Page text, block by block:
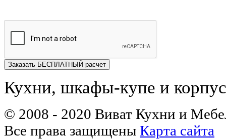
Заказать БЕСПЛАТНЫЙ расчет
Кухни, шкафы-купе и
© 2008 - 2020 Виват Кухни и
Все права защищены Карта сайта